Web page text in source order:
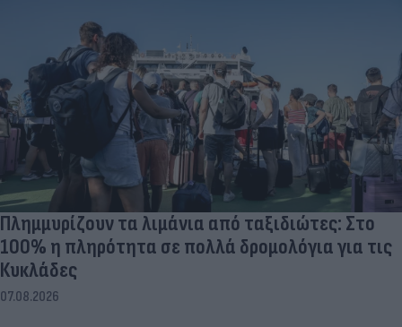
Πλημμυρίζουν τα λιμάνια από ταξιδιώτες: Στο
100% η πληρότητα σε πολλά δρομολόγια για τις
Κυκλάδες
07.08.2026